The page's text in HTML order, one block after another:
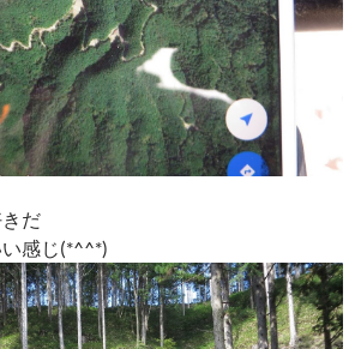
だ
感じ(*^^*)